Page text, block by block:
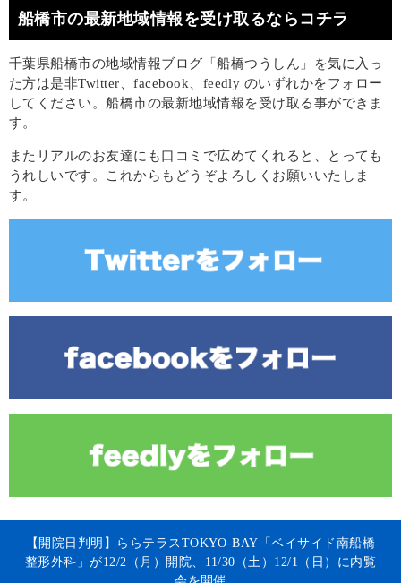
船橋市の最新地域情報を受け取るならコチラ
千葉県船橋市の地域情報ブログ「船橋つうしん」を気に入っ
た方は是非Twitter、facebook、feedly のいずれかをフォロー
してください。船橋市の最新地域情報を受け取る事ができま
す。
またリアルのお友達にも口コミで広めてくれると、とっても
うれしいです。これからもどうぞよろしくお願いいたしま
す。
【開院日判明】ららテラスTOKYO-BAY「ベイサイド南船橋
整形外科」が12/2（月）開院、11/30（土）12/1（日）に内覧